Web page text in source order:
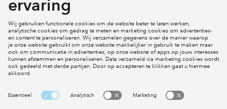
Social Media